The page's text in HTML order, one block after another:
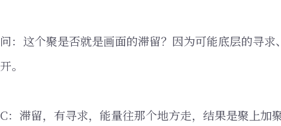
问：这个聚是否就是画面的滞留？因为可能底层的寻
开。
C：滞留，有寻求，能量往那个地方走，结果是聚上加